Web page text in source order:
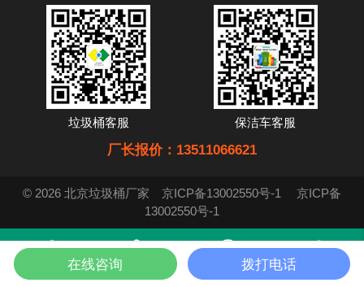
垃圾桶客服 保洁车客服
厂长报价：13511066621
© 2026 北京垃圾桶厂家 京ICP备13002550号-1
京ICP备
13002550号-1
在线咨询
在线咨询 拨打电话